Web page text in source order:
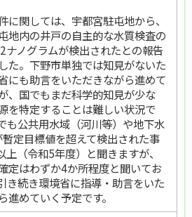
に関しては、宇都宮駐屯地から、
地内の井戸の自主的な水質検査の
ナノグラムが検出されたとの報告
た。下野市単独では知見がないた
にも助言をいただきながら進めて
、国でもまだ科学的知見が少な
を特定することは難しい状況で
も公共用水域（河川等）や地下水
暫定目標値を超えて検出された事
上（令和5年度）と聞きますが、
定はわずか4か所程度と聞いてお
き続き環境省に指導・助言をいた
進めていく予定です。